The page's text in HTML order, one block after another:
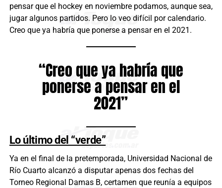
pensar que el hockey en noviembre podamos, aunque sea,
jugar algunos partidos. Pero lo veo difícil por calendario.
Creo que ya habría que ponerse a pensar en el 2021.
“Creo que ya habría que
ponerse a pensar en el
2021”
Lo último del “verde”
Ya en el final de la pretemporada, Universidad Nacional de
Río Cuarto alcanzó a disputar apenas dos fechas del
Torneo Regional Damas B, certamen que reunía a equipos